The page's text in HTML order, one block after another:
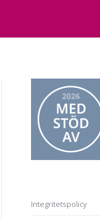
Integritetspolicy